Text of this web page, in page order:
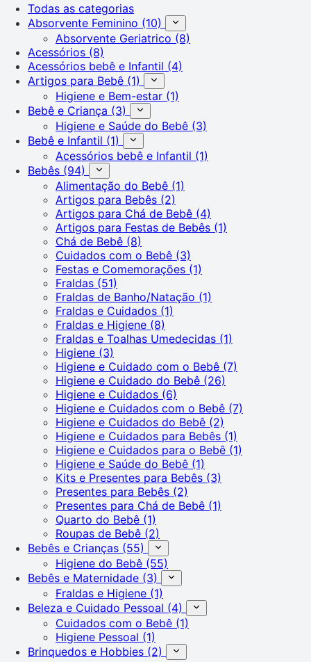
Todas as categorias
Absorvente Feminino (10)
Absorvente Geriatrico (8)
Acessórios (8)
Acessórios bebê e Infantil (4)
Artigos para Bebê (1)
Higiene e Bem-estar (1)
Bebê e Criança (3)
Higiene e Saúde do Bebê (3)
Bebê e Infantil (1)
Acessórios bebê e Infantil (1)
Bebês (94)
Alimentação do Bebê (1)
Artigos para Bebês (2)
Artigos para Chá de Bebê (4)
Artigos para Festas de Bebês (1)
Chá de Bebê (8)
Cuidados com o Bebê (3)
Festas e Comemorações (1)
Fraldas (51)
Fraldas de Banho/Natação (1)
Fraldas e Cuidados (1)
Fraldas e Higiene (8)
Fraldas e Toalhas Umedecidas (1)
Higiene (3)
Higiene e Cuidado com o Bebê (7)
Higiene e Cuidado do Bebê (26)
Higiene e Cuidados (6)
Higiene e Cuidados com o Bebê (7)
Higiene e Cuidados do Bebê (2)
Higiene e Cuidados para Bebês (1)
Higiene e Cuidados para o Bebê (1)
Higiene e Saúde do Bebê (1)
Kits e Presentes para Bebês (3)
Presentes para Bebês (2)
Presentes para Chá de Bebê (1)
Quarto do Bebê (1)
Roupas de Bebê (2)
Bebês e Crianças (55)
Higiene do Bebê (55)
Bebês e Maternidade (3)
Fraldas e Higiene (1)
Beleza e Cuidado Pessoal (4)
Cuidados com o Bebê (1)
Higiene Pessoal (1)
Brinquedos e Hobbies (2)